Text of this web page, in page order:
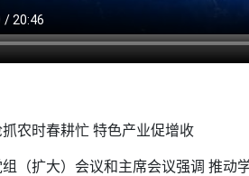
农时春耕忙 特色产业促增收
（扩大）会议和主席会议强调 推动